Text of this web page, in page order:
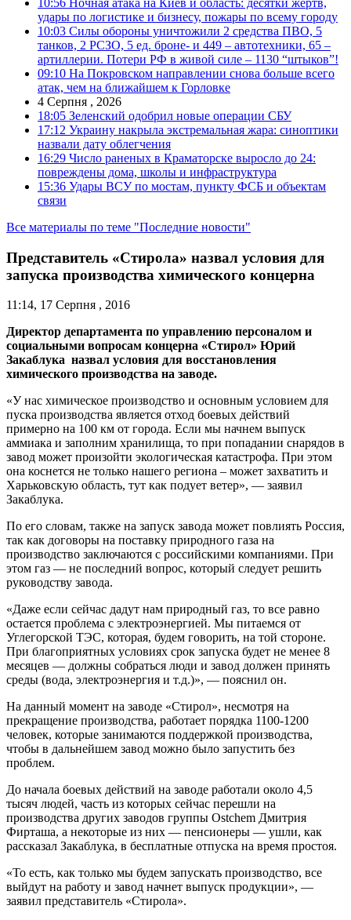
удары по логистике и бизнесу, пожары по всему городу
10:03 Силы обороны уничтожили 2 средства ПВО, 5
танков, 2 РСЗО, 5 ед. броне- и 449 – автотехники, 65 –
артиллерии. Потери РФ в живой силе – 1130 “штыков”!
09:10 На Покровском направлении снова больше всего
атак, чем на ближайшем к Горловке
4 Серпня , 2026
18:05 Зеленский одобрил новые операции СБУ
17:12 Украину накрыла экстремальная жара: синоптики
назвали дату облегчения
16:29 Число раненых в Краматорске выросло до 24:
повреждены дома, школы и инфраструктура
15:36 Удары ВСУ по мостам, пункту ФСБ и объектам
связи
Все материалы по теме "Последние новости"
Представитель «Стирола» назвал условия для
запуска производства химического концерна
11:14, 17 Серпня , 2016
Директор департамента по управлению персоналом и
социальными вопросам концерна «Стирол» Юрий
Закаблука назвал условия для восстановления
химического производства на заводе.
«У нас химическое производство и основным условием для
пуска производства является отход боевых действий
примерно на 100 км от города. Если мы начнем выпуск
аммиака и заполним хранилища, то при попадании снарядов в
завод может произойти экологическая катастрофа. При этом
она коснется не только нашего региона – может захватить и
Харьковскую область, тут как подует ветер», — заявил
Закаблука.
По его словам, также на запуск завода может повлиять Россия,
так как договоры на поставку природного газа на
производство заключаются с российскими компаниями. При
этом газ — не последний вопрос, который следует решить
руководству завода.
«Даже если сейчас дадут нам природный газ, то все равно
остается проблема с электроэнергией. Мы питаемся от
Углегорской ТЭС, которая, будем говорить, на той стороне.
При благоприятных условиях срок запуска будет не менее 8
месяцев — должны собраться люди и завод должен принять
среды (вода, электроэнергия и т.д.)», — пояснил он.
На данный момент на заводе «Стирол», несмотря на
прекращение производства, работает порядка 1100-1200
человек, которые занимаются поддержкой производства,
чтобы в дальнейшем завод можно было запустить без
проблем.
До начала боевых действий на заводе работали около 4,5
тысяч людей, часть из которых сейчас перешли на
производства других заводов группы Ostchem Дмитрия
Фирташа, а некоторые из них — пенсионеры — ушли, как
рассказал Закаблука, в бесплатные отпуска на время простоя.
«То есть, как только мы будем запускать производство, все
выйдут на работу и завод начнет выпуск продукции», —
заявил представитель «Стирола».